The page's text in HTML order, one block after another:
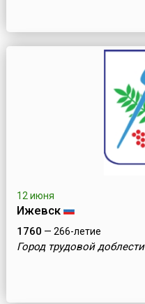
12 июня
Ижевск
1760 — 266-летие
Город трудовой доблести